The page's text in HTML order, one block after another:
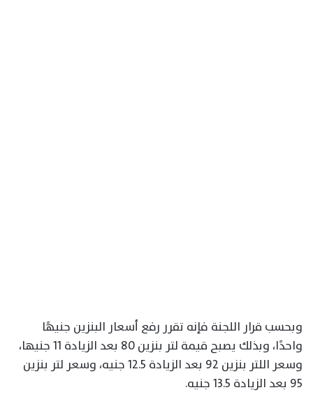
وبحسب قرار اللجنة فإنه تقرر رفع أسعار البنزين جنيهًا
واحدًا، وبذلك يصبح قيمة لتر بنزين 80 بعد الزيادة 11 جنيها،
وسعر اللتر بنزين 92 بعد الزيادة 12.5 جنيه، وسعر لتر بنزين
95 بعد الزيادة 13.5 جنيه.